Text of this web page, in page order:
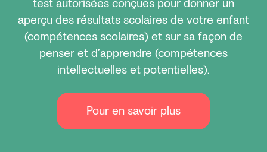
test autorisées conçues pour donner un
aperçu des résultats scolaires de votre enfant
(compétences scolaires) et sur sa façon de
penser et d’apprendre (compétences
intellectuelles et potentielles).
Pour en savoir plus